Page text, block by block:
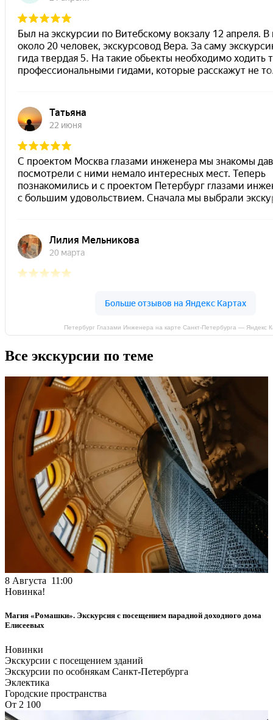
Петербург Глазами Инженера на карте Санкт‑Петербурга — Яндекс
Все экскурсии по теме
8 Августа 11:00
Новинка!
Магия «Ромашки». Экскурсия с посещением парадной доходного дома
Елисеевых
Новинки
Экскурсии с посещением зданий
Экскурсии по особнякам Санкт-Петербурга
Эклектика
Городские пространства
От 2 100